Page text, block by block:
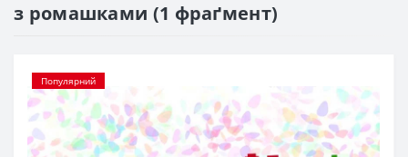
з ромашками (1 фраґмент)
Популярний